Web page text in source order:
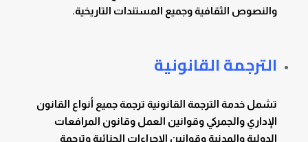
والنصوص الثقافية وجميع المستندات التاريخية.
الترجمة القانونية
تشمل خدمة الترجمة القانونية ترجمة جميع أنواع القانون
الإداري والجمركي وقوانين العمل وقانون المرافعات
الدولية والمدنية وقوانين الإجراءات الجنائية وترجمة